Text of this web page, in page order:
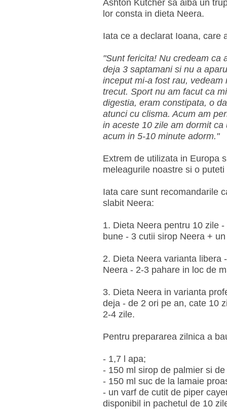
Ashton Kutcher sa aiba un
lor consta in dieta Neera.
Iata ce a declarat Ioana, care
"Sunt fericita! Nu credeam ca
deja 3 saptamani si nu a
inceput mi-a fost rau,
trecut. Sport nu am facut ca
digestia, eram constipata, o
atunci cu clisma. Acum am
in aceste 10 zile am dormit
acum in 5-10 minute adorm."
Extrem de utilizata in Europa
meleagurile noastre si o
Iata care sunt recomandarile
slabit Neera:
1. Dieta Neera pentru 10 zile
bune - 3 cutii sirop Neera +
2. Dieta Neera varianta libera
Neera - 2-3 pahare in loc de
3. Dieta Neera in varianta
deja - de 2 ori pe an, cate 10
2-4 zile.
Pentru prepararea zilnica a
- 1,7 l apa;
- 150 ml sirop de palmier si
- 150 ml suc de la lamaie
- un varf de cutit de piper
disponibil in pachetul de 10